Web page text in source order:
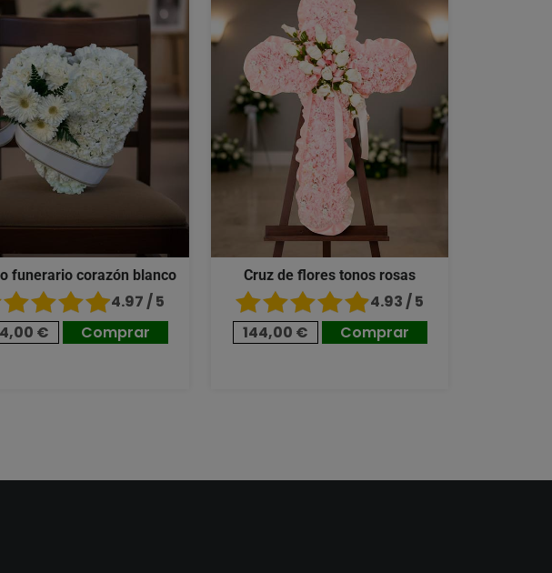
funerario corazón blanco
4.97 / 5
€
Comprar
Cruz de flores tonos rosas
4.93 / 5
144,00 €
Comprar